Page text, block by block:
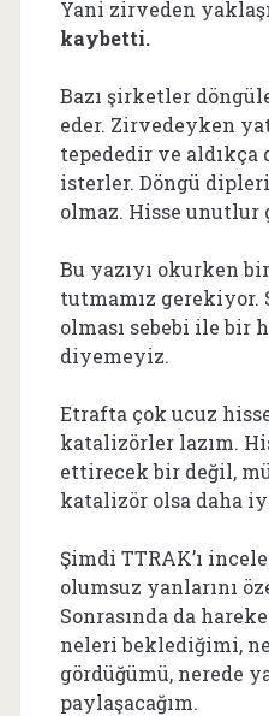
Yani zirveden
kaybetti.
Bazı şirketler
eder. Zirvedeyken
tepededir ve aldıkça
isterler. Döngü
olmaz. Hisse unutlur
Bu yazıyı okurken
tutmamız gerekiyor.
olması sebebi ile bir
diyemeyiz.
Etrafta çok ucuz
katalizörler lazım.
ettirecek bir değil,
katalizör olsa daha
Şimdi TTRAK’ı
olumsuz yanlarını
Sonrasında da
neleri beklediğimi,
gördüğümü, nerede
paylaşacağım.